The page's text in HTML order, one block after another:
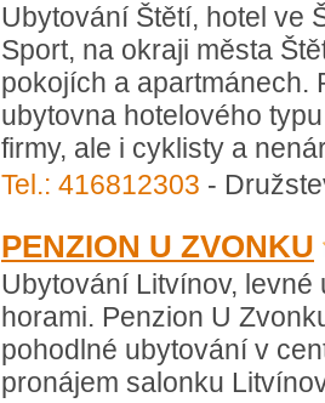
Ubytování Štětí, hotel ve
Sport, na okraji města
pokojích a apartmánech.
ubytovna hotelového
firmy, ale i cyklisty a
Tel.: 416812303 -
PENZION U ZVONKU
Ubytování Litvínov,
horami. Penzion U
pohodlné ubytování v
pronájem salonku